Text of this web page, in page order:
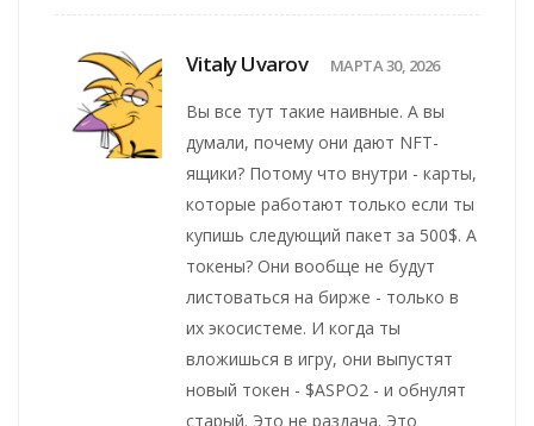
Vitaly Uvarov МАРТА 30, 2026
Вы все тут такие наивные. А вы
думали, почему они дают NFT-
ящики? Потому что внутри - карты,
которые работают только если ты
купишь следующий пакет за 500$. А
токены? Они вообще не будут
листоваться на бирже - только в
их экосистеме. И когда ты
вложишься в игру, они выпустят
новый токен - $ASPO2 - и обнулят
старый. Это не раздача. Это